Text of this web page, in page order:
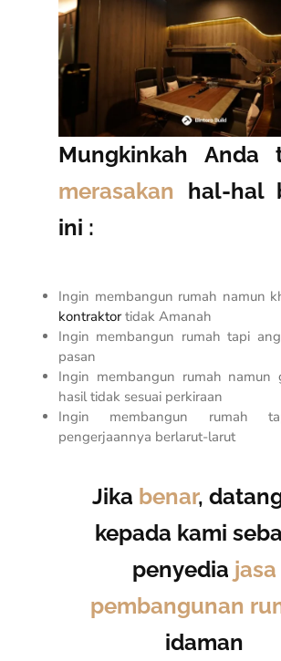
Mungkinkah Anda
merasakan hal-hal
ini :
Ingin membangun rumah namun
kontraktortidak Amanah
Ingin membangun rumah tapi
pasan
Ingin membangun rumah namun
hasil tidak sesuai perkiraan
Ingin membangun rumah
pengerjaannya berlarut-larut
Jika benar,
kepada kami
penyedia jasa
pembangunan
idaman